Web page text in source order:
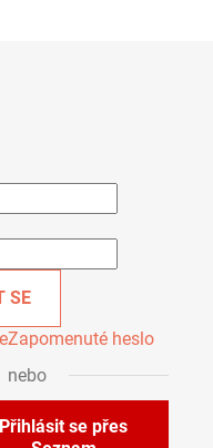
SE
Zapomenuté heslo
nebo
Přihlásit se přes